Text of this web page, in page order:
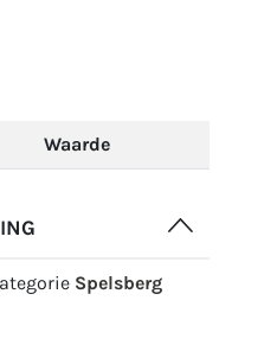
Waarde
Spelsberg